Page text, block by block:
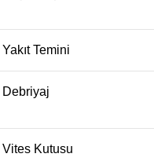
Yakıt Temini
Debriyaj
Vites Kutusu